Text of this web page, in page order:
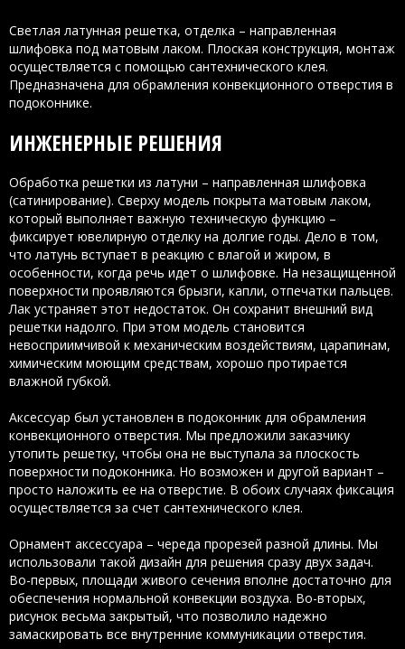
Светлая латунная решетка, отделка – направленная
шлифовка под матовым лаком. Плоская конструкция, монтаж
осуществляется с помощью сантехнического клея.
Предназначена для обрамления конвекционного отверстия в
подоконнике.
ИНЖЕНЕРНЫЕ РЕШЕНИЯ
Обработка решетки из латуни – направленная шлифовка
(сатинирование). Сверху модель покрыта матовым лаком,
который выполняет важную техническую функцию –
фиксирует ювелирную отделку на долгие годы. Дело в том,
что латунь вступает в реакцию с влагой и жиром, в
особенности, когда речь идет о шлифовке. На незащищенной
поверхности проявляются брызги, капли, отпечатки пальцев.
Лак устраняет этот недостаток. Он сохранит внешний вид
решетки надолго. При этом модель становится
невосприимчивой к механическим воздействиям, царапинам,
химическим моющим средствам, хорошо протирается
влажной губкой.
Аксессуар был установлен в подоконник для обрамления
конвекционного отверстия. Мы предложили заказчику
утопить решетку, чтобы она не выступала за плоскость
поверхности подоконника. Но возможен и другой вариант –
просто наложить ее на отверстие. В обоих случаях фиксация
осуществляется за счет сантехнического клея.
Орнамент аксессуара – череда прорезей разной длины. Мы
использовали такой дизайн для решения сразу двух задач.
Во-первых, площади живого сечения вполне достаточно для
обеспечения нормальной конвекции воздуха. Во-вторых,
рисунок весьма закрытый, что позволило надежно
замаскировать все внутренние коммуникации отверстия.